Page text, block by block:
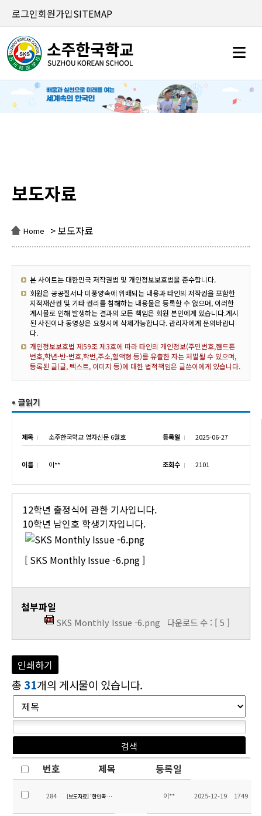
로그인회원가입SITEMAP
보도자료
Home > 보도자료
본 사이트는 대한민국 저작권법 및 개인정보보호법을 준수합니다.
회원은 공공질서나 미풍양속에 위배되는 내용과 타인의 저작권을 포함한
지적재산권 및 기타 권리를 침해하는 내용물은 등록할 수 없으며, 이러한
게시물로 인해 발생하는 결과의 모든 책임은 회원 본인에게 있습니다.게시
된 사진이나 동영상은 요청시에 삭제가능합니다. 관리자에게 문의바랍니
다.
개인정보보호법 제59조 제3호에 따라 타인의 개인정보(주민번호,핸드폰
번호,학년-반-번호,학번,주소,혈액형 등)를 유출한 자는 처벌될 수 있으며,
등록된 글(글, 텍스트, 이미지 등)에 대한 법적책임은 글쓴이에게 있습니다.
제목 소주한국학교 영자신문 6월호 등록일 2025-06-27
이름 이** 조회수 2101
12학년 출정식에 관한 기사입니다.
10학년 남인호 학생기자입니다.
[ SKS Monthly Issue -6.png ]
첨부파일
SKS Monthly Issue -6.png 다운로드 수 : [ 5 ]
인쇄하기
총 31개의 게시물이 있습니다.
번호 제목 등록일
284 [보도자료] '한민족 하나로' 라디오 방송 소주한국학교 설립 관련 이상철 이사장 및 초대교장 인
이** 2025-12-19 1749